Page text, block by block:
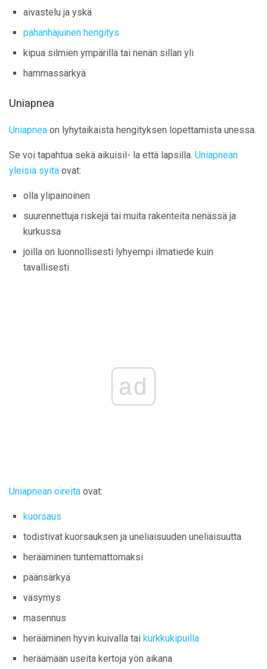
aivastelu ja yskä
pahanhajuinen hengitys
kipua silmien ympärillä tai nenän sillan yli
hammassärkyä
Uniapnea
Uniapnea on lyhytaikaista hengityksen lopettamista unessa.
Se voi tapahtua sekä aikuisil- la että lapsilla. Uniapnean
yleisiä syitä ovat:
olla ylipainoinen
suurennettuja riskejä tai muita rakenteita nenässä ja
kurkussa
joilla on luonnollisesti lyhyempi ilmatiede kuin
tavallisesti
ad
Uniapnean oireita ovat:
kuorsaus
todistivat kuorsauksen ja uneliaisuuden uneliaisuutta
herääminen tuntemattomaksi
päänsärkyä
väsymys
masennus
herääminen hyvin kuivalla tai kurkkukipuilla
heräämään useita kertoja yön aikana